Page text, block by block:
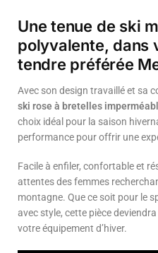
Une tenue de ski
polyvalente, dans
tendre préférée
Avec son design travaillé et sa
ski rose à bretelles
choix idéal pour la saison
performance pour offrir une
Facile à enfiler, confortable et
attentes des femmes
montagne. Que ce soit pour le
avec style, cette pièce
votre équipement d’hiver.